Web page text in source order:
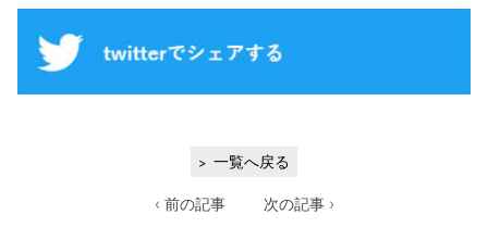
一覧へ戻る
‹ 前の記事 次の記事 ›